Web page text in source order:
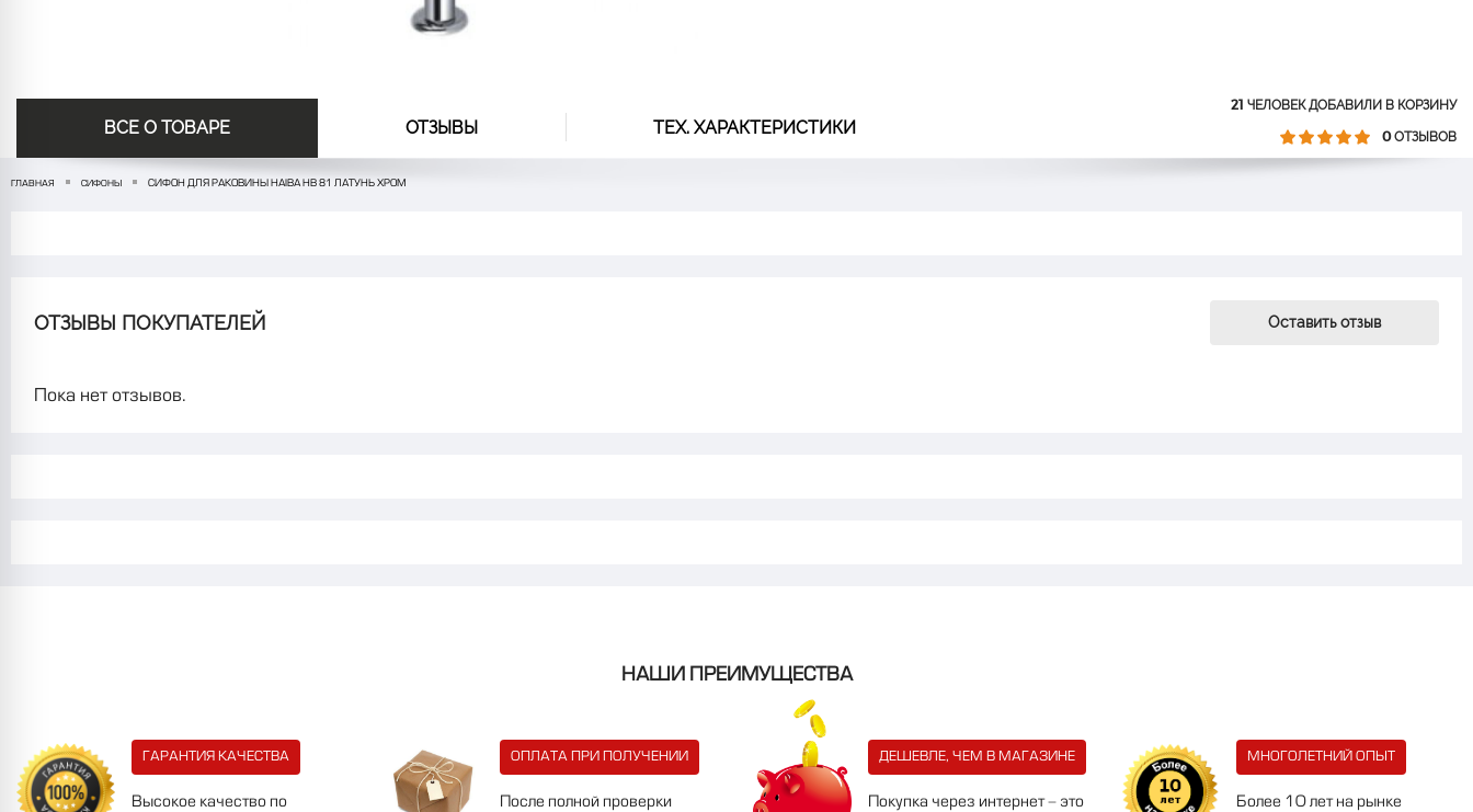
ВСЕ О ТОВАРЕ ОТЗЫВЫ ТЕХ. ХАРАКТЕРИСТИКИ
21 ЧЕЛОВЕК ДОБАВИЛИ В КОРЗИНУ
0ОТЗЫВОВ
ГЛАВНАЯ СИФОНЫ СИФОН ДЛЯ РАКОВИНЫ HAIBA HB 81 ЛАТУНЬ ХРОМ
ОТЗЫВЫ ПОКУПАТЕЛЕЙ Оставить отзыв
Пока нет отзывов.
НАШИ ПРЕИМУЩЕСТВА
ГАРАНТИЯ КАЧЕСТВА
Высокое качество по
ОПЛАТА ПРИ ПОЛУЧЕНИИ
После полной проверки
ДЕШЕВЛЕ, ЧЕМ В МАГАЗИНЕ
Покупка через интернет - это
МНОГОЛЕТНИЙ ОПЫТ
Более 10 лет на рынке